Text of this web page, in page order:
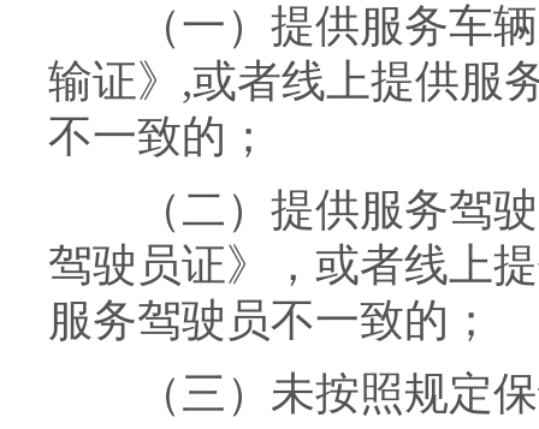
（一）提供服务车辆
输证》,或者线上提供服
不一致的；
（二）提供服务驾驶
驾驶员证》，或者线上
服务驾驶员不一致的；
（三）未按照规定保